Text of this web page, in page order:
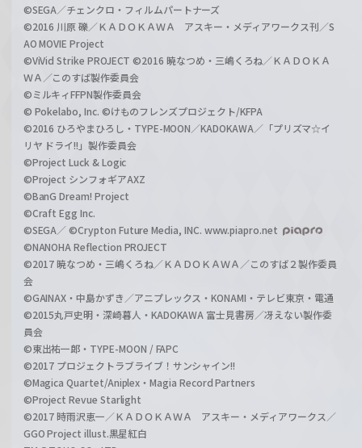
©SEGA／チェンクロ・フィルムパートナーズ
©2016 川原 礫／ＫＡＤＯＫＡＷＡ アスキー・メディアワークス刊／S
AO MOVIE Project
©ViVid Strike PROJECT ©2016 暁なつめ・三嶋くろね／ＫＡＤＯＫＡ
ＷＡ／このすば製作委員会
©ミルキィFFPN製作委員会
© Pokelabo, Inc. ©けものフレンズプロジェクト/KFPA
©2016 ひろやまひろし・TYPE-MOON／KADOKAWA／「プリズマ☆イ
リヤ ドライ!!」製作委員会
©Project Luck & Logic
©Project シンフォギアAXZ
©BanG Dream! Project
©Craft Egg Inc.
©SEGA／ ©Crypton Future Media, INC. www.piapro.net
©NANOHA Reflection PROJECT
©2017 暁なつめ・三嶋くろね／ＫＡＤＯＫＡＷＡ／このすば２製作委員
会
©GAINAX・中島かずき／アニプレックス・KONAMI・テレビ東京・電通
©2015丸戸史明・深崎暮人・KADOKAWA 富士見書房／冴えない製作委
員会
©東出祐一郎・TYPE-MOON / FAPC
©2017 プロジェクトラブライブ！サンシャイン!!
©Magica Quartet/Aniplex・Magia Record Partners
©Project Revue Starlight
©2017 時雨沢恵一／ＫＡＤＯＫＡＷＡ アスキー・メディアワークス／
GGO Project illust.黒星紅白